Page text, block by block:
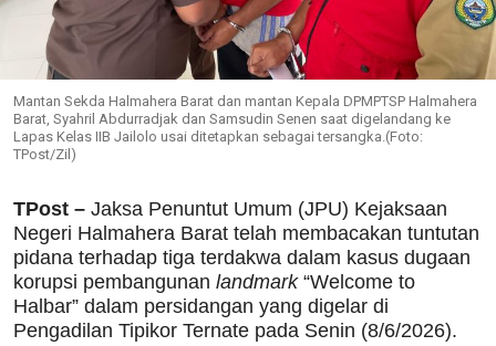
Mantan Sekda Halmahera Barat dan mantan Kepala DPMPTSP Halmahera
Barat, Syahril Abdurradjak dan Samsudin Senen saat digelandang ke
Lapas Kelas IIB Jailolo usai ditetapkan sebagai tersangka.(Foto:
TPost/Zil)
TPost – Jaksa Penuntut Umum (JPU) Kejaksaan
Negeri Halmahera Barat telah membacakan tuntutan
pidana terhadap tiga terdakwa dalam kasus dugaan
korupsi pembangunan landmark“Welcome to
Halbar” dalam persidangan yang digelar di
Pengadilan Tipikor Ternate pada Senin (8/6/2026).